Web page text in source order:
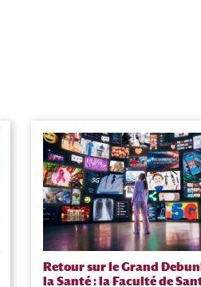
Retour sur le Grand
la Santé : la Faculté de